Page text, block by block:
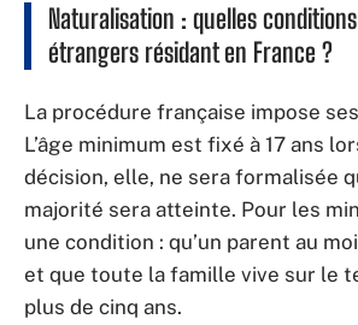
Naturalisation : quelles
étrangers résidant en France ?
La procédure française impose
L’âge minimum est fixé à 17 ans
décision, elle, ne sera formalisée
majorité sera atteinte. Pour les
une condition : qu’un parent au
et que toute la famille vive sur le
plus de cinq ans.